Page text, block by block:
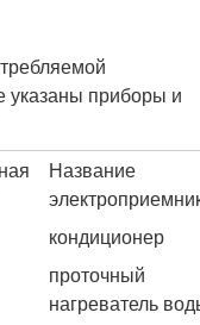
указаны приборы и
Название
кондиционер
проточный
нагреватель